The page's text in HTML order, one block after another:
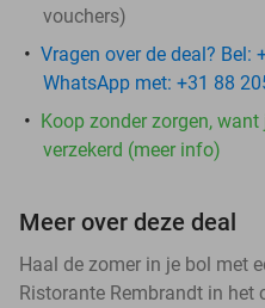
vouchers)
Vragen over de deal? Bel:
WhatsApp met: +31 88
Koop zonder zorgen,
verzekerd (meer info)
Meer over deze deal
Haal de zomer in je bol met
Ristorante Rembrandt in het